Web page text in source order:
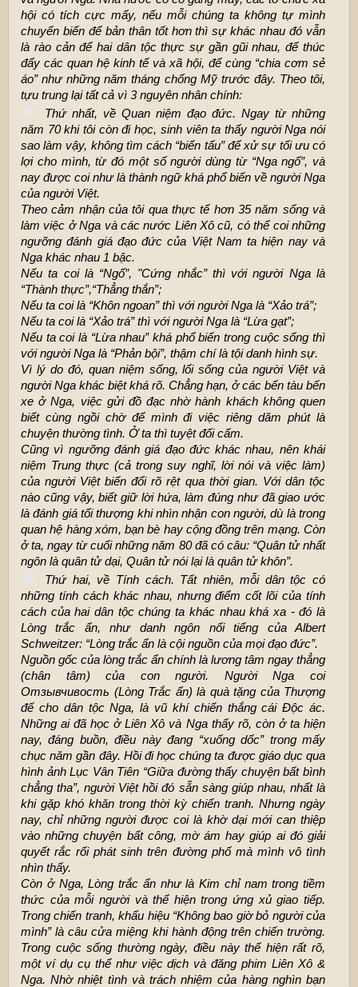
hội có tích cực mấy, nếu mỗi chúng ta không tự mình
chuyển biến để bản thân tốt hơn thì sự khác nhau đó vẫn
là rào cản để hai dân tộc thực sự gần gũi nhau, để thúc
đẩy các quan hệ kinh tế và xã hội, để cùng “chia cơm sẻ
áo” như những năm tháng chống Mỹ trước đây. Theo tôi,
tựu trung lại tất cả vì 3 nguyên nhân chính:
Thứ nhất, về Quan niệm đạo đức. Ngay từ những
năm 70 khi tôi còn đi học, sinh viên ta thấy người Nga nói
sao làm vậy, không tìm cách “biến tấu” để xử sự tối ưu có
lợi cho mình, từ đó một số người dùng từ “Nga ngố”, và
nay được coi như là thành ngữ khá phổ biến về người Nga
của người Việt.
Theo cảm nhận của tôi qua thực tế hơn 35 năm sống và
làm việc ở Nga và các nước Liên Xô cũ, có thể coi những
ngưỡng đánh giá đạo đức của Việt Nam ta hiện nay và
Nga khác nhau 1 bậc.
Nếu ta coi là “Ngố”, "Cứng nhắc” thì với người Nga là
“Thành thực”,“Thẳng thắn”;
Nếu ta coi là “Khôn ngoan” thì với người Nga là “Xảo trá”;
Nếu ta coi là “Xảo trá” thì với người Nga là “Lừa gạt”;
Nếu ta coi là “Lừa nhau” khá phổ biến trong cuộc sống thì
với người Nga là “Phản bội”, thậm chí là tội danh hình sự.
Vì lý do đó, quan niệm sống, lối sống của người Việt và
người Nga khác biệt khá rõ. Chẳng hạn, ở các bến tàu bến
xe ở Nga, việc gửi đồ đạc nhờ hành khách không quen
biết cùng ngồi chờ để mình đi việc riêng dăm phút là
chuyện thường tình. Ở ta thì tuyệt đối cấm.
Cũng vì ngưỡng đánh giá đạo đức khác nhau, nên khái
niệm Trung thực (cả trong suy nghĩ, lời nói và việc làm)
của người Việt biến đổi rõ rệt qua thời gian. Với dân tộc
nào cũng vậy, biết giữ lời hứa, làm đúng như đã giao ước
là đánh giá tối thượng khi nhìn nhận con người, dù là trong
quan hệ hàng xóm, bạn bè hay cộng đồng trên mạng. Còn
ở ta, ngay từ cuối những năm 80 đã có câu: “Quân tử nhất
ngôn là quân tử dại, Quân tử nói lại là quân tử khôn”.
Thứ hai, về Tính cách. Tất nhiên, mỗi dân tộc có
những tính cách khác nhau, nhưng điểm cốt lõi của tính
cách của hai dân tộc chúng ta khác nhau khá xa - đó là
Lòng trắc ẩn, như danh ngôn nổi tiếng của Albert
Schweitzer: “Lòng trắc ẩn là cội nguồn của mọi đạo đức”.
Nguồn gốc của lòng trắc ẩn chính là lương tâm ngay thẳng
(chân tâm) của con người. Người Nga coi
Отзывчивость (Lòng Trắc ẩn) là quà tặng của Thượng
đế cho dân tộc Nga, là vũ khí chiến thắng cái Độc ác.
Những ai đã học ở Liên Xô và Nga thấy rõ, còn ở ta hiện
nay, đáng buồn, điều này đang “xuống dốc” trong mấy
chục năm gần đây. Hồi đi học chúng ta được giáo dục qua
hình ảnh Lục Vân Tiên “Giữa đường thấy chuyện bất bình
chẳng tha”, người Việt hồi đó sẵn sàng giúp nhau, nhất là
khi gặp khó khăn trong thời kỳ chiến tranh. Nhưng ngày
nay, chỉ những người được coi là khờ dại mới can thiệp
vào những chuyện bất công, mờ ám hay giúp ai đó giải
quyết rắc rối phát sinh trên đường phố mà mình vô tình
nhìn thấy.
Còn ở Nga, Lòng trắc ẩn như là Kim chỉ nam trong tiềm
thức của mỗi người và thể hiện trong ứng xủ giao tiếp.
Trong chiến tranh, khẩu hiệu “Không bao giờ bỏ người của
mình” là câu cửa miệng khi hành động trên chiến trường.
Trong cuộc sống thường ngày, điều này thể hiện rất rõ,
một ví dụ cụ thể như việc dịch và đăng phim Liên Xô &
Nga. Nhờ nhiệt tình và trách nhiệm của hàng nghìn bạn